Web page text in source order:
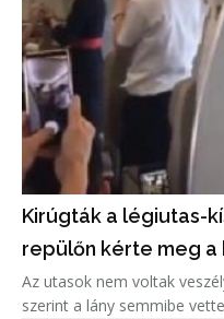
Kirúgták a légiutas-
repülőn kérte meg a
Az utasok nem voltak
szerint a lány semmibe